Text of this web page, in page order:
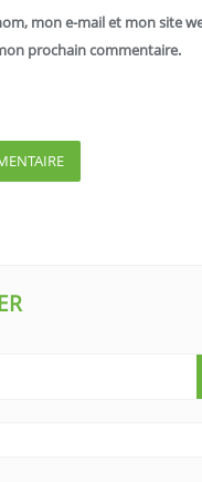
mon e-mail et mon site
prochain commentaire.